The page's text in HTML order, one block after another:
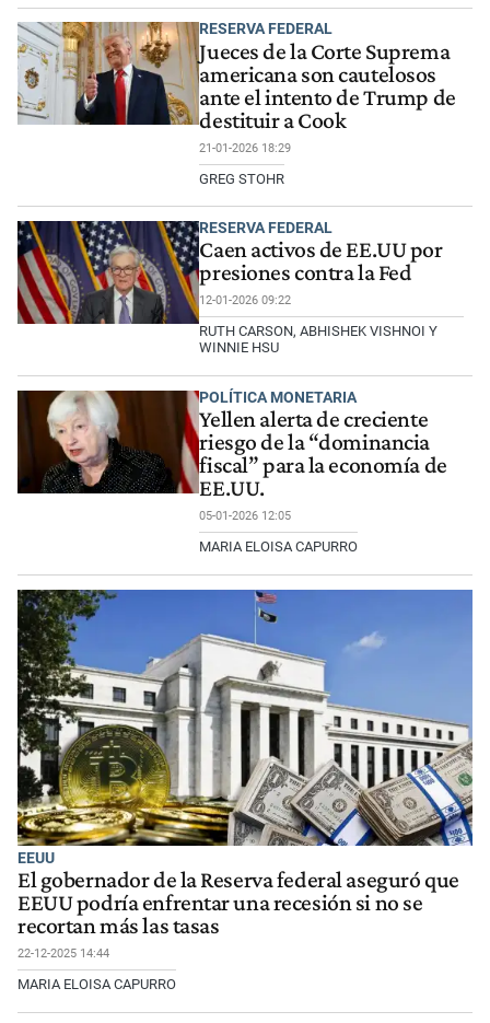
RESERVA FEDERAL
Jueces de la Corte Suprema
americana son cautelosos
ante el intento de Trump de
destituir a Cook
21-01-2026 18:29
GREG STOHR
RESERVA FEDERAL
Caen activos de EE.UU por
presiones contra la Fed
12-01-2026 09:22
RUTH CARSON, ABHISHEK VISHNOI Y
WINNIE HSU
POLÍTICA MONETARIA
Yellen alerta de creciente
riesgo de la “dominancia
fiscal” para la economía de
EE.UU.
05-01-2026 12:05
MARIA ELOISA CAPURRO
EEUU
El gobernador de la Reserva federal aseguró que
EEUU podría enfrentar una recesión si no se
recortan más las tasas
22-12-2025 14:44
MARIA ELOISA CAPURRO